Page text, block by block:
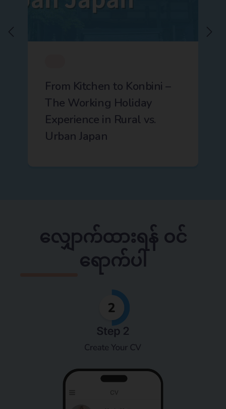
From Kitchen to Konbini –
The Working Holiday
Experience in Rural vs.
Urban Japan
လျှောက်ထားရန် ဝင်
ရောက်ပါ